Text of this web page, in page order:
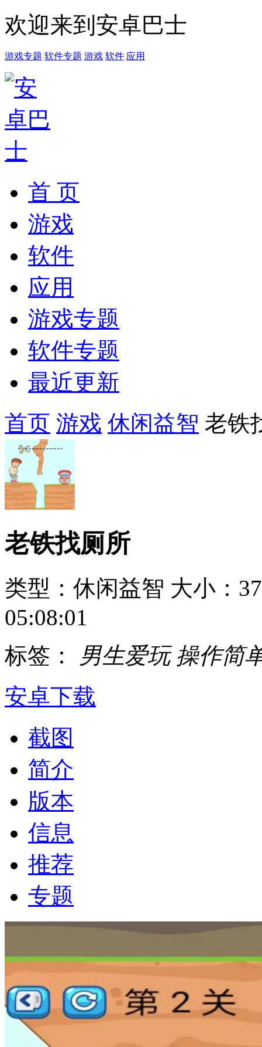
欢迎来到安卓巴士
游戏专题 软件专题 游戏 软件 应用
首 页
游戏
软件
应用
游戏专题
软件专题
最近更新
首页 游戏 休闲益智 老铁
老铁找厕所
类型：休闲益智 大小：
05:08:01
标签：
男生爱玩 操作简
安卓下载
截图
简介
版本
信息
推荐
专题